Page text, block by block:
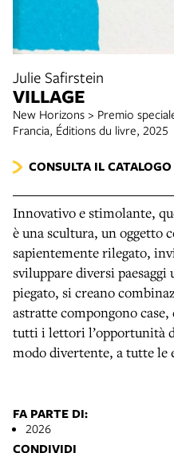
Julie Safirstein
VILLAGE
New Horizons > Premio
Francia, Éditions du livre, 2025
CONSULTA IL CATALOGO
Innovativo e stimolante,
è una scultura, un oggetto
sapientemente rilegato,
sviluppare diversi
piegato, si creano
astratte compongono case,
tutti i lettori l’opportunità
modo divertente, a tutte le
FA PARTE DI:
2026
CONDIVIDI